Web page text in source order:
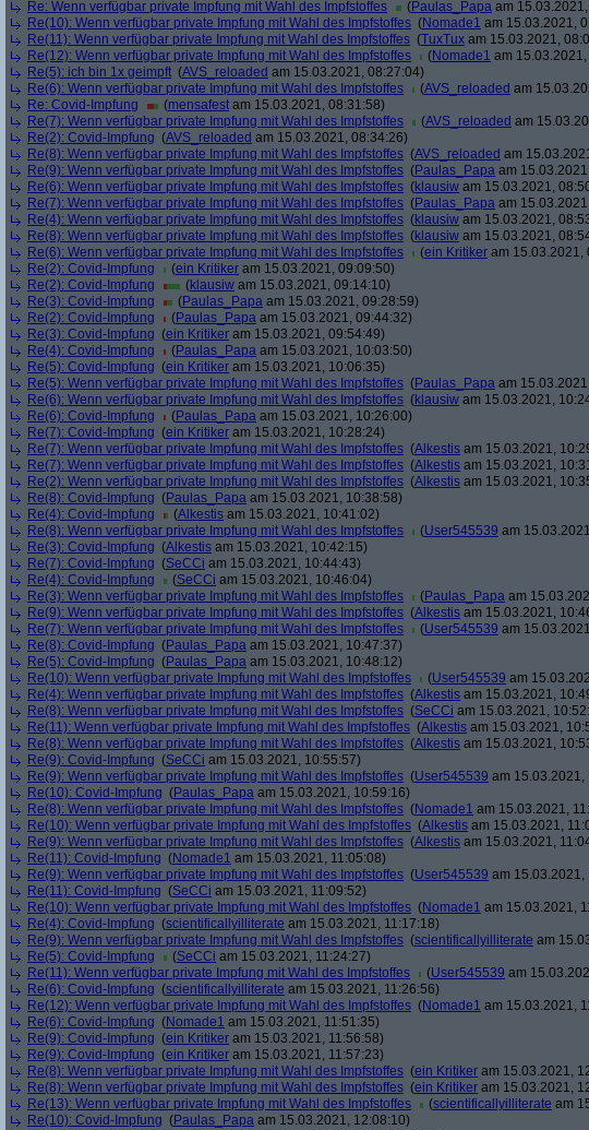
Re: Wenn verfügbar private Impfung mit Wahl des Impfstoffes
(Paulas_Papa am
Re(10): Wenn verfügbar private Impfung mit Wahl des Impfstoffes (Nomade1 am 15.03.2021,
Re(11): Wenn verfügbar private Impfung mit Wahl des Impfstoffes (TuxTux am 15.03.2021,
Re(12): Wenn verfügbar private Impfung mit Wahl des Impfstoffes
(Nomade1 am
Re(5): ich bin 1x geimpft (AVS_reloaded am 15.03.2021, 08:27:04)
Re(6): Wenn verfügbar private Impfung mit Wahl des Impfstoffes
(AVS_reloaded am
Re: Covid-Impfung
(mensafest am 15.03.2021, 08:31:58)
Re(7): Wenn verfügbar private Impfung mit Wahl des Impfstoffes
(AVS_reloaded am
Re(2): Covid-Impfung (AVS_reloaded am 15.03.2021, 08:34:26)
Re(8): Wenn verfügbar private Impfung mit Wahl des Impfstoffes (AVS_reloaded am
Re(9): Wenn verfügbar private Impfung mit Wahl des Impfstoffes (Paulas_Papa am
Re(6): Wenn verfügbar private Impfung mit Wahl des Impfstoffes (klausiw am 15.03.2021,
Re(7): Wenn verfügbar private Impfung mit Wahl des Impfstoffes (Paulas_Papa am
Re(4): Wenn verfügbar private Impfung mit Wahl des Impfstoffes (klausiw am 15.03.2021,
Re(8): Wenn verfügbar private Impfung mit Wahl des Impfstoffes (klausiw am 15.03.2021,
Re(6): Wenn verfügbar private Impfung mit Wahl des Impfstoffes
(ein Kritiker am 15.03.2021,
Re(2): Covid-Impfung
(ein Kritiker am 15.03.2021, 09:09:50)
Re(2): Covid-Impfung
(klausiw am 15.03.2021, 09:14:10)
Re(3): Covid-Impfung
(Paulas_Papa am 15.03.2021, 09:28:59)
Re(2): Covid-Impfung
(Paulas_Papa am 15.03.2021, 09:44:32)
Re(3): Covid-Impfung (ein Kritiker am 15.03.2021, 09:54:49)
Re(4): Covid-Impfung
(Paulas_Papa am 15.03.2021, 10:03:50)
Re(5): Covid-Impfung (ein Kritiker am 15.03.2021, 10:06:35)
Re(5): Wenn verfügbar private Impfung mit Wahl des Impfstoffes (Paulas_Papa am
Re(6): Wenn verfügbar private Impfung mit Wahl des Impfstoffes (klausiw am 15.03.2021,
Re(6): Covid-Impfung
(Paulas_Papa am 15.03.2021, 10:26:00)
Re(7): Covid-Impfung (ein Kritiker am 15.03.2021, 10:28:24)
Re(7): Wenn verfügbar private Impfung mit Wahl des Impfstoffes (Alkestis am 15.03.2021,
Re(7): Wenn verfügbar private Impfung mit Wahl des Impfstoffes (Alkestis am 15.03.2021,
Re(2): Wenn verfügbar private Impfung mit Wahl des Impfstoffes (Alkestis am 15.03.2021,
Re(8): Covid-Impfung (Paulas_Papa am 15.03.2021, 10:38:58)
Re(4): Covid-Impfung
(Alkestis am 15.03.2021, 10:41:02)
Re(8): Wenn verfügbar private Impfung mit Wahl des Impfstoffes
(User545539 am
Re(3): Covid-Impfung (Alkestis am 15.03.2021, 10:42:15)
Re(7): Covid-Impfung (SeCCi am 15.03.2021, 10:44:43)
Re(4): Covid-Impfung
(SeCCi am 15.03.2021, 10:46:04)
Re(3): Wenn verfügbar private Impfung mit Wahl des Impfstoffes
(Paulas_Papa am
Re(9): Wenn verfügbar private Impfung mit Wahl des Impfstoffes (Alkestis am 15.03.2021,
Re(7): Wenn verfügbar private Impfung mit Wahl des Impfstoffes
(User545539 am
Re(8): Covid-Impfung (Paulas_Papa am 15.03.2021, 10:47:37)
Re(5): Covid-Impfung (Paulas_Papa am 15.03.2021, 10:48:12)
Re(10): Wenn verfügbar private Impfung mit Wahl des Impfstoffes
(User545539 am
Re(4): Wenn verfügbar private Impfung mit Wahl des Impfstoffes (Alkestis am 15.03.2021,
Re(8): Wenn verfügbar private Impfung mit Wahl des Impfstoffes (SeCCi am 15.03.2021,
Re(11): Wenn verfügbar private Impfung mit Wahl des Impfstoffes (Alkestis am 15.03.2021,
Re(8): Wenn verfügbar private Impfung mit Wahl des Impfstoffes (Alkestis am 15.03.2021,
Re(9): Covid-Impfung (SeCCi am 15.03.2021, 10:55:57)
Re(9): Wenn verfügbar private Impfung mit Wahl des Impfstoffes (User545539 am 15.03.2021,
Re(10): Covid-Impfung (Paulas_Papa am 15.03.2021, 10:59:16)
Re(8): Wenn verfügbar private Impfung mit Wahl des Impfstoffes (Nomade1 am 15.03.2021,
Re(10): Wenn verfügbar private Impfung mit Wahl des Impfstoffes (Alkestis am 15.03.2021,
Re(9): Wenn verfügbar private Impfung mit Wahl des Impfstoffes (Alkestis am 15.03.2021,
Re(11): Covid-Impfung (Nomade1 am 15.03.2021, 11:05:08)
Re(9): Wenn verfügbar private Impfung mit Wahl des Impfstoffes (User545539 am 15.03.2021,
Re(11): Covid-Impfung (SeCCi am 15.03.2021, 11:09:52)
Re(10): Wenn verfügbar private Impfung mit Wahl des Impfstoffes (Nomade1 am 15.03.2021,
Re(4): Covid-Impfung (scientificallyilliterate am 15.03.2021, 11:17:18)
Re(9): Wenn verfügbar private Impfung mit Wahl des Impfstoffes (scientificallyilliterate am
Re(5): Covid-Impfung
(SeCCi am 15.03.2021, 11:24:27)
Re(11): Wenn verfügbar private Impfung mit Wahl des Impfstoffes
(User545539 am
Re(6): Covid-Impfung (scientificallyilliterate am 15.03.2021, 11:26:56)
Re(12): Wenn verfügbar private Impfung mit Wahl des Impfstoffes (Nomade1 am 15.03.2021,
Re(6): Covid-Impfung (Nomade1 am 15.03.2021, 11:51:35)
Re(9): Covid-Impfung (ein Kritiker am 15.03.2021, 11:56:58)
Re(9): Covid-Impfung (ein Kritiker am 15.03.2021, 11:57:23)
Re(8): Wenn verfügbar private Impfung mit Wahl des Impfstoffes (ein Kritiker am 15.03.2021,
Re(8): Wenn verfügbar private Impfung mit Wahl des Impfstoffes (ein Kritiker am 15.03.2021,
Re(13): Wenn verfügbar private Impfung mit Wahl des Impfstoffes
(scientificallyilliterate am
Re(10): Covid-Impfung (Paulas_Papa am 15.03.2021, 12:08:10)